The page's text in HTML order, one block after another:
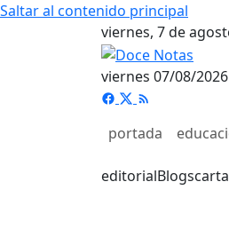
Saltar al contenido principal
viernes, 7 de
viernes 07/08/2026
portada
editorialBlogs